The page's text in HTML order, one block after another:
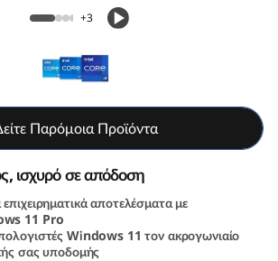
Gen 3 Tiny (Intel)
+3
Παρόμοια Προϊόντα
ισχυρό σε απόδοση
αποτελέσματα με
11 Pro
Windows 11 τον ακρογωνιαίο
σας υποδομής